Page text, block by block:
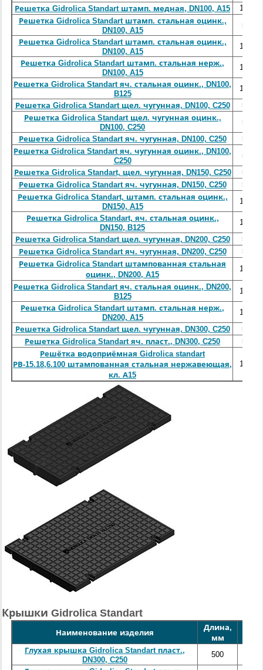
Решетка Gidrolica Standart штамп. медная, DN100, A15
1000
Решетка Gidrolica Standart штамп. стальная оцинк.,
DN100, A15
500
Решетка Gidrolica Standart штамп. стальная оцинк.,
DN100, A15
1000
Решетка Gidrolica Standart штамп. стальная нерж.,
DN100, A15
1000
Решетка Gidrolica Standart яч. стальная оцинк., DN100,
B125
1000
Решетка Gidrolica Standart щел. чугунная, DN100, C250
500
Решетка Gidrolica Standart щел. чугунная оцинк.,
DN100, C250
500
Решетка Gidrolica Standart яч. чугунная, DN100, C250
500
Решетка Gidrolica Standart яч. чугунная оцинк., DN100,
C250
500
Решетка Gidrolica Standart, щел. чугунная, DN150, C250
500
Решетка Gidrolica Standart яч. чугунная, DN150, C250
500
Решетка Gidrolica Standart, штамп. стальная оцинк.,
DN150, A15
1000
Решетка Gidrolica Standart, яч. стальная оцинк.,
DN150, B125
1000
Решетка Gidrolica Standart щел. чугунная, DN200, C250
500
Решетка Gidrolica Standart яч. чугунная, DN200, C250
500
Решетка Gidrolica Standart штампованная стальная
оцинк., DN200, A15
1000
Решетка Gidrolica Standart яч. стальная оцинк., DN200,
B125
1000
Решетка Gidrolica Standart штамп. стальная нерж.,
DN200, A15
1000
Решетка Gidrolica Standart щел. чугунная, DN300, C250
500
Решетка Gidrolica Standart яч. пласт., DN300, C250
500
Решётка водоприёмная Gidrolica standart
РВ-15.18,6.100 штампованная стальная нержавеющая,
кл. А15
1000
Крышки Gidrolica Standart
Наименование изделия
Длина,
мм
Глухая крышка Gidrolica Standart пласт.,
DN300, C250
500